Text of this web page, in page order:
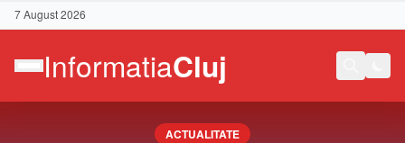
7 August 2026
ACTUALITATE